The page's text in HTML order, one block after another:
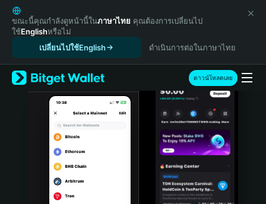
English
日本語
Tiếng Việt
Español (Latinoamérica)
Türkçe
Italiano
Português (Portugal)
Bahasa Indonesia
ขณะนี้คุณกำลังดูหน้านี้ในภาษาไทย คุณต้องการเปลี่ยนไป
ใช้Englishหรือไม่
เปลี่ยนไปใช้English
ดำเนินการต่อในภาษาไทย
ดาวน์โหลดเลย